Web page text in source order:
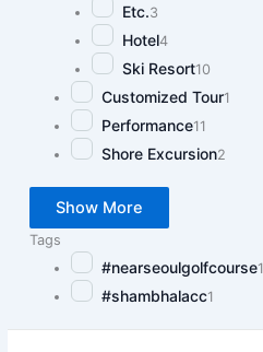
Etc.3
Hotel4
Ski Resort10
Customized Tour1
Performance11
Shore Excursion2
Show More
Tags
#nearseoulgolfcourse1
#shambhalacc1